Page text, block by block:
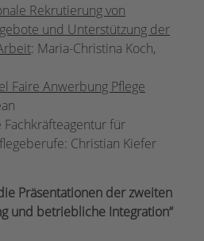
Rekrutierung von
und Unterstützung der
: Maria-Christina Koch,
Faire Anwerbung Pflege
Fachkräfteagentur für
Christian Kiefer
Präsentationen der zweiten
und betriebliche Integration“